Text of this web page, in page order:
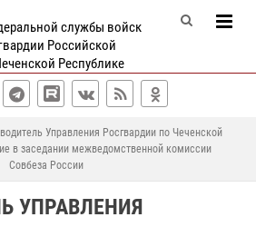
службы войск
Российской
Республике
Управления Росгвардии по Чеченской
в заседании межведомственной комиссии
Совбеза России
УПРАВЛЕНИЯ